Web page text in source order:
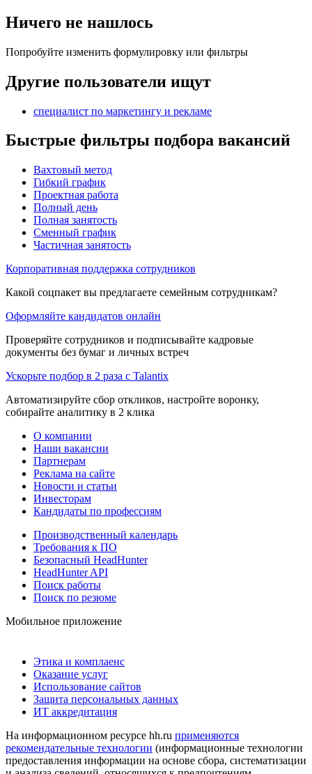
Ничего не нашлось
Попробуйте изменить формулировку или фильтры
Другие пользователи ищут
специалист по маркетингу и рекламе
Быстрые фильтры подбора вакансий
Вахтовый метод
Гибкий график
Проектная работа
Полный день
Полная занятость
Сменный график
Частичная занятость
Корпоративная поддержка сотрудников
Какой соцпакет вы предлагаете семейным сотрудникам?
Оформляйте кандидатов онлайн
Проверяйте сотрудников и подписывайте кадровые
документы без бумаг и личных встреч
Ускорьте подбор в 2 раза с Talantix
Автоматизируйте сбор откликов, настройте воронку,
собирайте аналитику в 2 клика
О компании
Наши вакансии
Партнерам
Реклама на сайте
Новости и статьи
Инвесторам
Кандидаты по профессиям
Производственный календарь
Требования к ПО
Безопасный HeadHunter
HeadHunter API
Поиск работы
Поиск по резюме
Мобильное приложение
Этика и комплаенс
Оказание услуг
Использование сайтов
Защита персональных данных
ИТ аккредитация
На информационном ресурсе hh.ru применяются
рекомендательные технологии (информационные технологии
предоставления информации на основе сбора, систематизации